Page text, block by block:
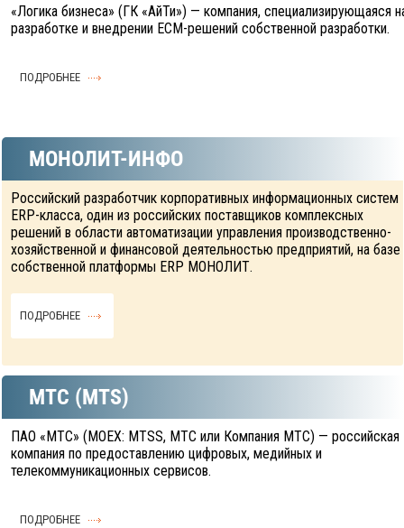
«Логика бизнеса» (ГК «АйТи») — компания, специализирующаяся
разработке и внедрении ECM-решений собственной разработки.
ПОДРОБНЕЕ
МОНОЛИТ-ИНФО
Российский разработчик корпоративных информационных систем
ERP-класса, один из российских поставщиков комплексных
решений в области автоматизации управления производственно-
хозяйственной и финансовой деятельностью предприятий, на базе
собственной платформы ERP МОНОЛИТ.
ПОДРОБНЕЕ
МТС (MTS)
ПАО «МТС» (MOEX: MTSS, МТС или Компания МТС) — российская
компания по предоставлению цифровых, медийных и
телекоммуникационных сервисов.
ПОДРОБНЕЕ